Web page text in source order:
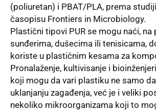
(poliuretan) i PBAT/PLA, prema studiji
časopisu Frontiers in Microbiology.
Plastični tipovi PUR se mogu naći, na
sunđerima, dušecima ili tenisicama,
koriste u plastičnim kesama za
Pronalaženje, kultivisanje i
koji mogu da vari plastiku ne samo
uklanjanju zagađenja, već je i veliki
nekoliko mikroorganizama koji to